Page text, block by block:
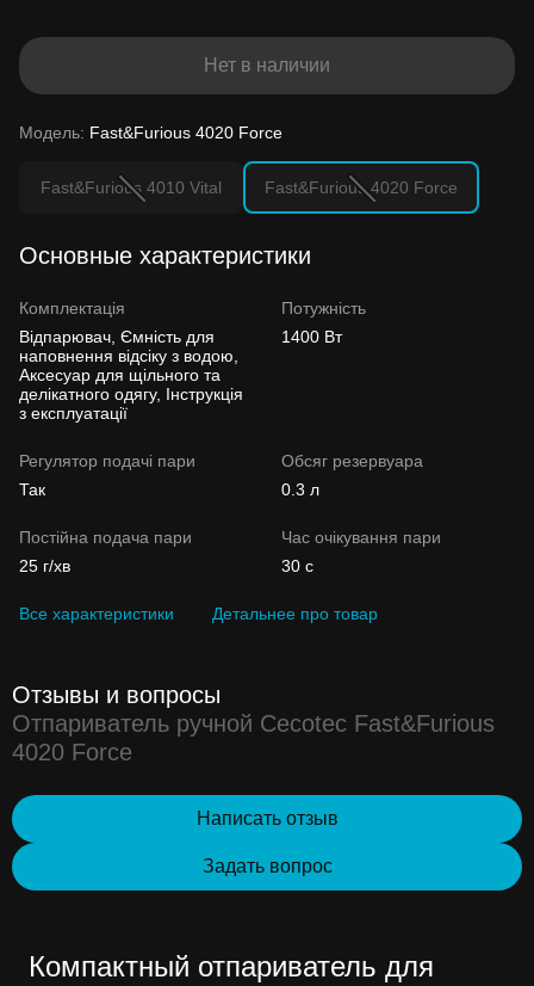
Нет в наличии
Модель: Fast&Furious 4020 Force
Fast&Furious 4010 Vital Fast&Furious 4020 Force
Основные характеристики
Комплектація
Відпарювач, Ємність для
наповнення відсіку з водою,
Аксесуар для щільного та
делікатного одягу, Інструкція
з експлуатації
Потужність
1400 Вт
Регулятор подачі пари
Так
Обсяг резервуара
0.3 л
Постійна подача пари
25 г/хв
Час очікування пари
30 с
Все характеристики Детальнее про товар
Отзывы и вопросы
Отпариватель ручной Cecotec Fast&Furious
4020 Force
Написать отзыв
Задать вопрос
Компактный отпариватель для